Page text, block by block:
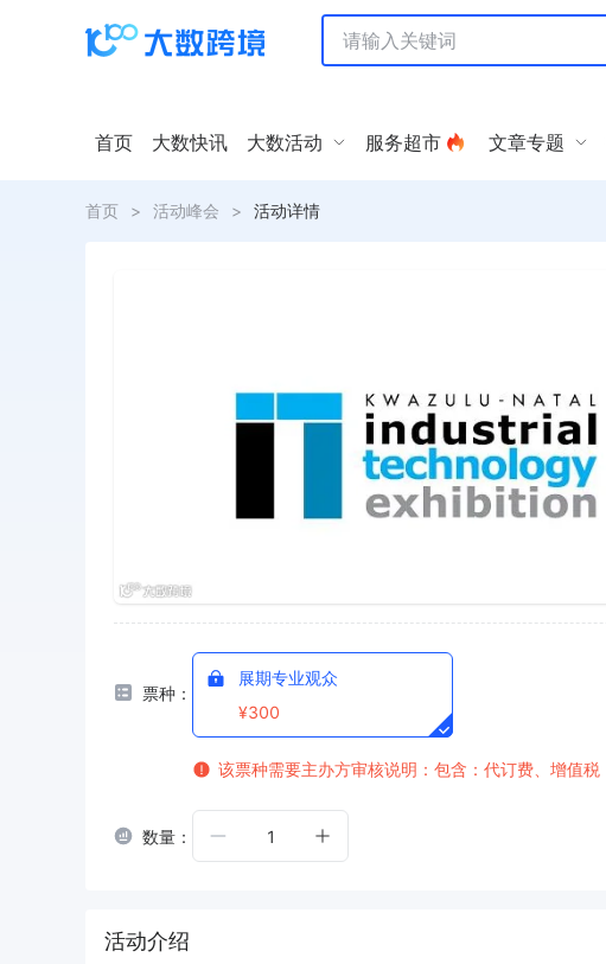
首页 大数快讯 大数活动 服务超市 文章专题
首页 > 活动峰会 > 活动详情
票种：
展期专业观众
¥300
该票种需要主办方审核说明：包含：代订费、增值税
数量： 1
活动介绍